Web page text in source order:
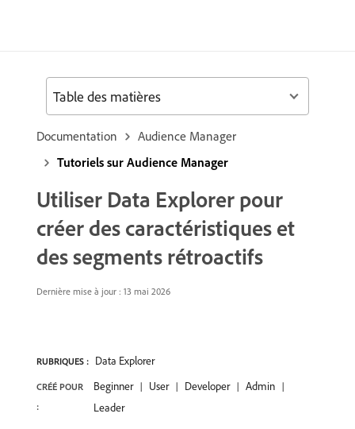
Documentation
Audience Manager
Tutoriels sur Audience Manager
Utiliser Data Explorer pour
créer des caractéristiques et
des segments rétroactifs
Dernière mise à jour : 13 mai 2026
RUBRIQUES : Data Explorer
CRÉÉ POUR
:
Beginner User Developer
Admin
Leader
Table des matières